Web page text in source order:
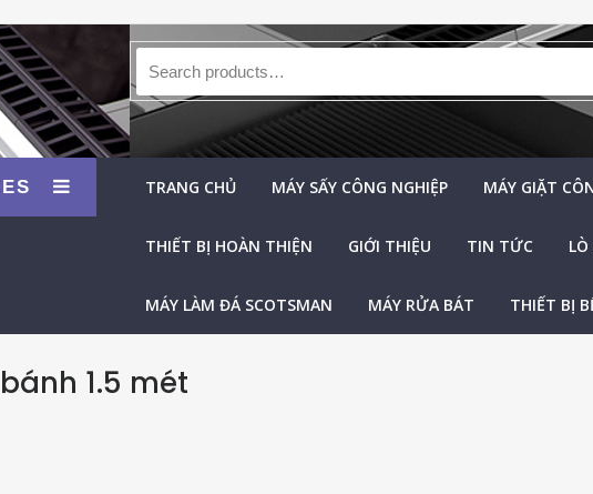
TRANG CHỦ MÁY SẤY CÔNG NGHIỆP MÁY GIẶT
THIẾT BỊ HOÀN THIỆN GIỚI THIỆU TIN TỨC
MÁY LÀM ĐÁ SCOTSMAN MÁY RỬA BÁT THIẾT BỊ
1.5 mét